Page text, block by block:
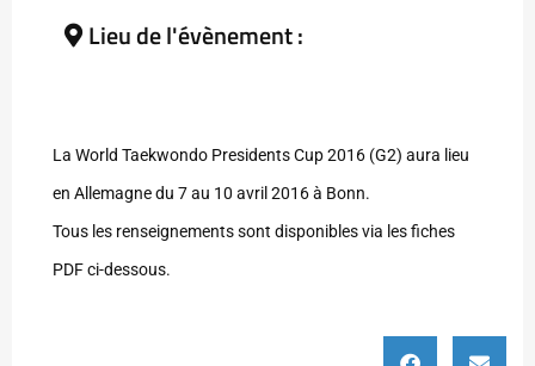
Lieu de l'évènement :
La World Taekwondo Presidents Cup 2016 (G2) aura lieu
en Allemagne du 7 au 10 avril 2016 à Bonn.
Tous les renseignements sont disponibles via les fiches
PDF ci-dessous.